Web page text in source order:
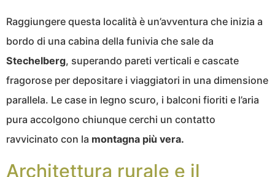
Raggiungere questa località è un’avventura che inizia a
bordo di una cabina della funivia che sale da
Stechelberg, superando pareti verticali e cascate
fragorose per depositare i viaggiatori in una dimensione
parallela. Le case in legno scuro, i balconi fioriti e l’aria
pura accolgono chiunque cerchi un contatto
ravvicinato con la montagna più vera.
Architettura rurale e il